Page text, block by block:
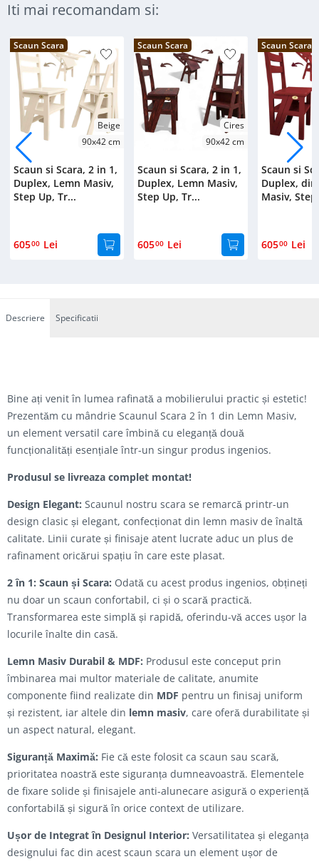
Iti mai recomandam si:
Scaun Scara
Beige
90x42 cm
Scaun si Scara, 2 in 1,
Duplex, Lemn Masiv,
Step Up, Tr...
60500 Lei
Scaun Scara
Cires
90x42 cm
Scaun si Scara, 2 in 1,
Duplex, Lemn Masiv,
Step Up, Tr...
60500 Lei
Scaun Scara
Scaun si
Duplex,
Masiv,
60500 Lei
Descriere Specificatii
Bine ați venit în lumea rafinată a mobilierului practic și estetic!
Prezentăm cu mândrie Scaunul Scara 2 în 1 din Lemn Masiv,
un element versatil care îmbină cu eleganță două
funcționalități esențiale într-un singur produs ingenios.
Produsul se livreaza complet montat!
Design Elegant: Scaunul nostru scara se remarcă printr-un
design clasic și elegant, confecționat din lemn masiv de înaltă
calitate. Linii curate și finisaje atent lucrate aduc un plus de
rafinament oricărui spațiu în care este plasat.
2 în 1: Scaun și Scara: Odată cu acest produs ingenios, obțineți
nu doar un scaun confortabil, ci și o scară practică.
Transformarea este simplă și rapidă, oferindu-vă acces ușor la
locurile înalte din casă.
Lemn Masiv Durabil & MDF: Produsul este conceput prin
îmbinarea mai multor materiale de calitate, anumite
componente fiind realizate din MDF pentru un finisaj uniform
și rezistent, iar altele din lemn masiv, care oferă durabilitate și
un aspect natural, elegant.
Siguranță Maximă: Fie că este folosit ca scaun sau scară,
prioritatea noastră este siguranța dumneavoastră. Elementele
de fixare solide și finisajele anti-alunecare asigură o experiență
confortabilă și sigură în orice context de utilizare.
Ușor de Integrat în Designul Interior: Versatilitatea și eleganța
designului fac din acest scaun scara un element ușor de